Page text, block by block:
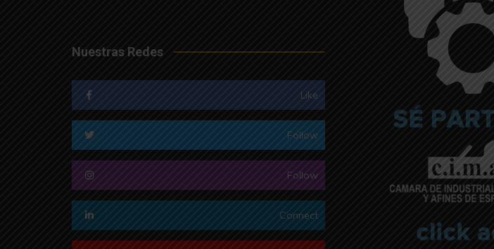
Nuestras Redes
Like
Follow
Follow
Connect